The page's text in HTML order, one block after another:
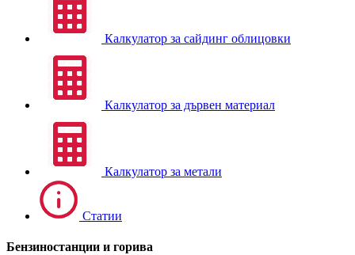
Калкулатор за сайдинг облицовки
Калкулатор за дървен материал
Калкулатор за метали
Статии
Бензиностанции и горива